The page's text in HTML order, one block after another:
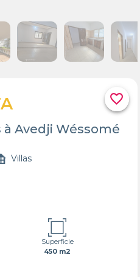
favorite_border
Avedji Wéssomé
Villas
Superficie
450 m2